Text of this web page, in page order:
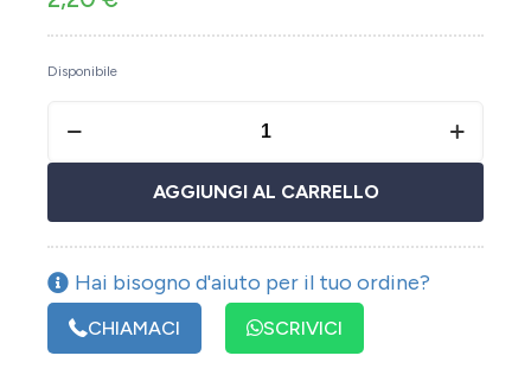
Disponibile
AGGIUNGI AL CARRELLO
Hai bisogno d'aiuto per il tuo ordine?
CHIAMACI SCRIVICI